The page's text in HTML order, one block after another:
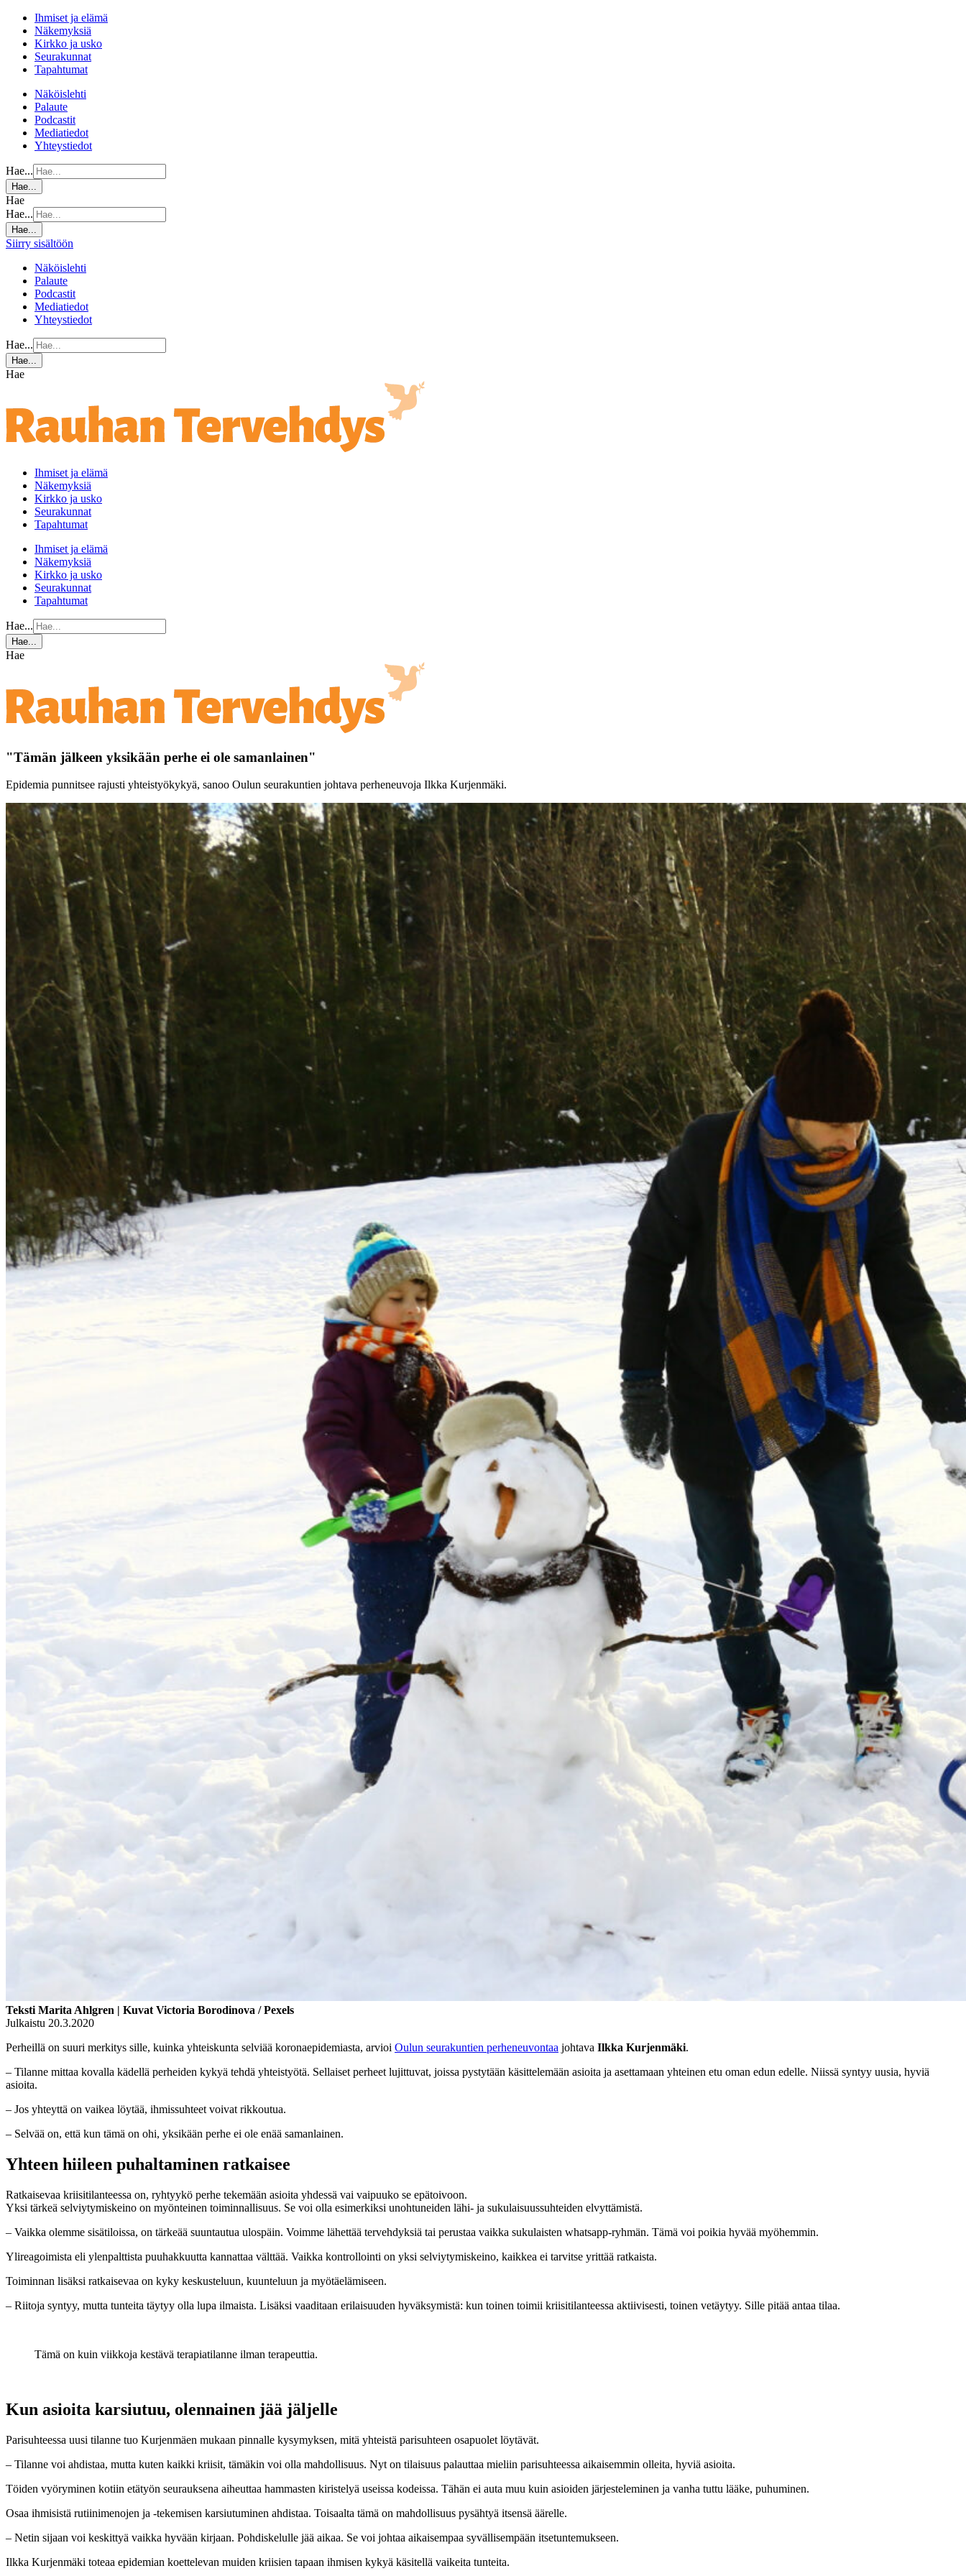
Ihmiset ja elämä
Näkemyksiä
Kirkko ja usko
Seurakunnat
Tapahtumat
Näköislehti
Palaute
Podcastit
Mediatiedot
Yhteystiedot
Hae...
Hae...
Hae
Hae...
Hae...
Siirry sisältöön
Näköislehti
Palaute
Podcastit
Mediatiedot
Yhteystiedot
Hae...
Hae...
Hae
Ihmiset ja elämä
Näkemyksiä
Kirkko ja usko
Seurakunnat
Tapahtumat
Ihmiset ja elämä
Näkemyksiä
Kirkko ja usko
Seurakunnat
Tapahtumat
Hae...
Hae...
Hae
"Tämän jälkeen yksikään perhe ei ole samanlainen"
Epidemia punnitsee rajusti yhteistyökykyä, sanoo Oulun seurakuntien johtava perheneuvoja Ilkka Kurjenmäki.
Teksti Marita Ahlgren | Kuvat Victoria Borodinova / Pexels
Julkaistu 20.3.2020
Perheillä on suuri merkitys sille, kuinka yhteiskunta selviää koronaepidemiasta, arvioi Oulun seurakuntien perheneuvontaa johtava Ilkka Kurjenmäki.
– Tilanne mittaa kovalla kädellä perheiden kykyä tehdä yhteistyötä. Sellaiset perheet lujittuvat, joissa pystytään käsittelemään asioita ja asettamaan yhteinen etu oman edun edelle. Niissä syntyy uusia, hyviä
asioita.
– Jos yhteyttä on vaikea löytää, ihmissuhteet voivat rikkoutua.
– Selvää on, että kun tämä on ohi, yksikään perhe ei ole enää samanlainen.
Yhteen hiileen puhaltaminen ratkaisee
Ratkaisevaa kriisitilanteessa on, ryhtyykö perhe tekemään asioita yhdessä vai vaipuuko se epätoivoon.
Yksi tärkeä selviytymiskeino on myönteinen toiminnallisuus. Se voi olla esimerkiksi unohtuneiden lähi- ja sukulaisuussuhteiden elvyttämistä.
– Vaikka olemme sisätiloissa, on tärkeää suuntautua ulospäin. Voimme lähettää tervehdyksiä tai perustaa vaikka sukulaisten whatsapp-ryhmän. Tämä voi poikia hyvää myöhemmin.
Ylireagoimista eli ylenpalttista puuhakkuutta kannattaa välttää. Vaikka kontrollointi on yksi selviytymiskeino, kaikkea ei tarvitse yrittää ratkaista.
Toiminnan lisäksi ratkaisevaa on kyky keskusteluun, kuunteluun ja myötäelämiseen.
– Riitoja syntyy, mutta tunteita täytyy olla lupa ilmaista. Lisäksi vaaditaan erilaisuuden hyväksymistä: kun toinen toimii kriisitilanteessa aktiivisesti, toinen vetäytyy. Sille pitää antaa tilaa.
Tämä on kuin viikkoja kestävä terapiatilanne ilman terapeuttia.
Kun asioita karsiutuu, olennainen jää jäljelle
Parisuhteessa uusi tilanne tuo Kurjenmäen mukaan pinnalle kysymyksen, mitä yhteistä parisuhteen osapuolet löytävät.
– Tilanne voi ahdistaa, mutta kuten kaikki kriisit, tämäkin voi olla mahdollisuus. Nyt on tilaisuus palauttaa mieliin parisuhteessa aikaisemmin olleita, hyviä asioita.
Töiden vyöryminen kotiin etätyön seurauksena aiheuttaa hammasten kiristelyä useissa kodeissa. Tähän ei auta muu kuin asioiden järjesteleminen ja vanha tuttu lääke, puhuminen.
Osaa ihmisistä rutiinimenojen ja -tekemisen karsiutuminen ahdistaa. Toisaalta tämä on mahdollisuus pysähtyä itsensä äärelle.
– Netin sijaan voi keskittyä vaikka hyvään kirjaan. Pohdiskelulle jää aikaa. Se voi johtaa aikaisempaa syvällisempään itsetuntemukseen.
Ilkka Kurjenmäki toteaa epidemian koettelevan muiden kriisien tapaan ihmisen kykyä käsitellä vaikeita tunteita.